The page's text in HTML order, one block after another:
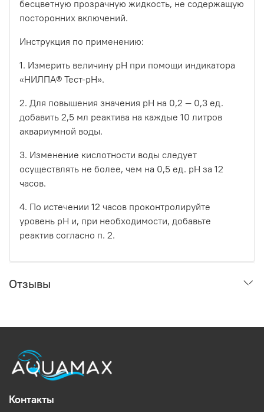
бесцветную прозрачную жидкость, не содержащую
посторонних включений.
Инструкция по применению:
1. Измерить величину рН при помощи индикатора
«НИЛПА® Тест-pH».
2. Для повышения значения рН на 0,2 — 0,3 ед.
добавить 2,5 мл реактива на каждые 10 литров
аквариумной воды.
3. Изменение кислотности воды следует
осуществлять не более, чем на 0,5 ед. pH за 12
часов.
4. По истечении 12 часов проконтролируйте
уровень рН и, при необходимости, добавьте
реактив согласно п. 2.
Отзывы
Контакты